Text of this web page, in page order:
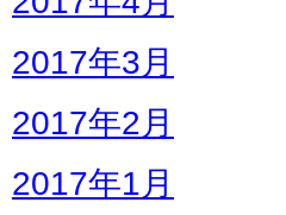
2017年3月
2017年2月
2017年1月